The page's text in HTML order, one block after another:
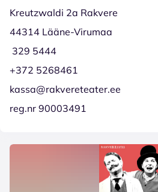
Kreutzwaldi 2a Rakvere
44314 Lääne-Virumaa
329 5444
+372 5268461
kassa@rakvereteater.ee
reg.nr 90003491